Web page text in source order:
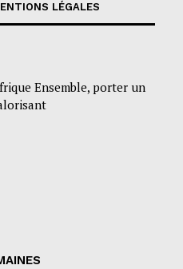
LÉGALES
Ensemble, porter un